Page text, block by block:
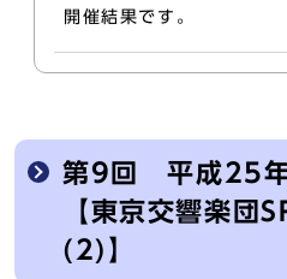
開催結果です。
第9回 平成25年
【東京交響楽団
(2)】